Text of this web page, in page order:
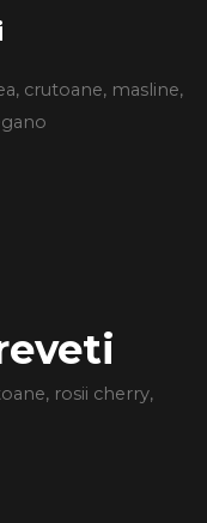
crutoane, masline,
rosii cherry,